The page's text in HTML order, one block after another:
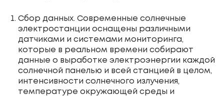
Сбор данных. Современные солнечные
электростанции оснащены различными
датчиками и системами мониторинга,
которые в реальном времени собирают
данные о выработке электроэнергии каждой
солнечной панелью и всей станцией в целом,
интенсивности солнечного излучения,
температуре окружающей среды и